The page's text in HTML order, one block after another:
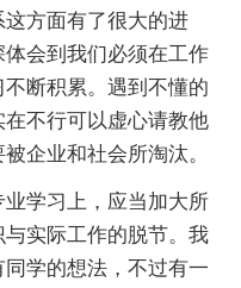
方面有了很大的进
会到我们必须在工作
断积累。遇到不懂的
不行可以虚心请教他
企业和社会所淘汰。
学习上，应当加大所
实际工作的脱节。我
学的想法，不过有一